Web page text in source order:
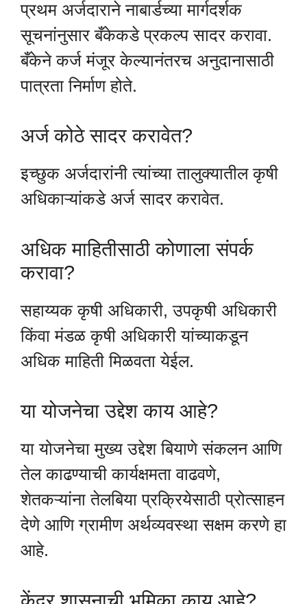
प्रथम अर्जदाराने नाबार्डच्या मार्गदर्शक
सूचनांनुसार बँकेकडे प्रकल्प सादर करावा.
बँकेने कर्ज मंजूर केल्यानंतरच अनुदानासाठी
पात्रता निर्माण होते.
अर्ज कोठे सादर करावेत?
इच्छुक अर्जदारांनी त्यांच्या तालुक्यातील कृषी
अधिकाऱ्यांकडे अर्ज सादर करावेत.
अधिक माहितीसाठी कोणाला संपर्क
करावा?
सहाय्यक कृषी अधिकारी, उपकृषी अधिकारी
किंवा मंडळ कृषी अधिकारी यांच्याकडून
अधिक माहिती मिळवता येईल.
या योजनेचा उद्देश काय आहे?
या योजनेचा मुख्य उद्देश बियाणे संकलन आणि
तेल काढण्याची कार्यक्षमता वाढवणे,
शेतकऱ्यांना तेलबिया प्रक्रियेसाठी प्रोत्साहन
देणे आणि ग्रामीण अर्थव्यवस्था सक्षम करणे हा
आहे.